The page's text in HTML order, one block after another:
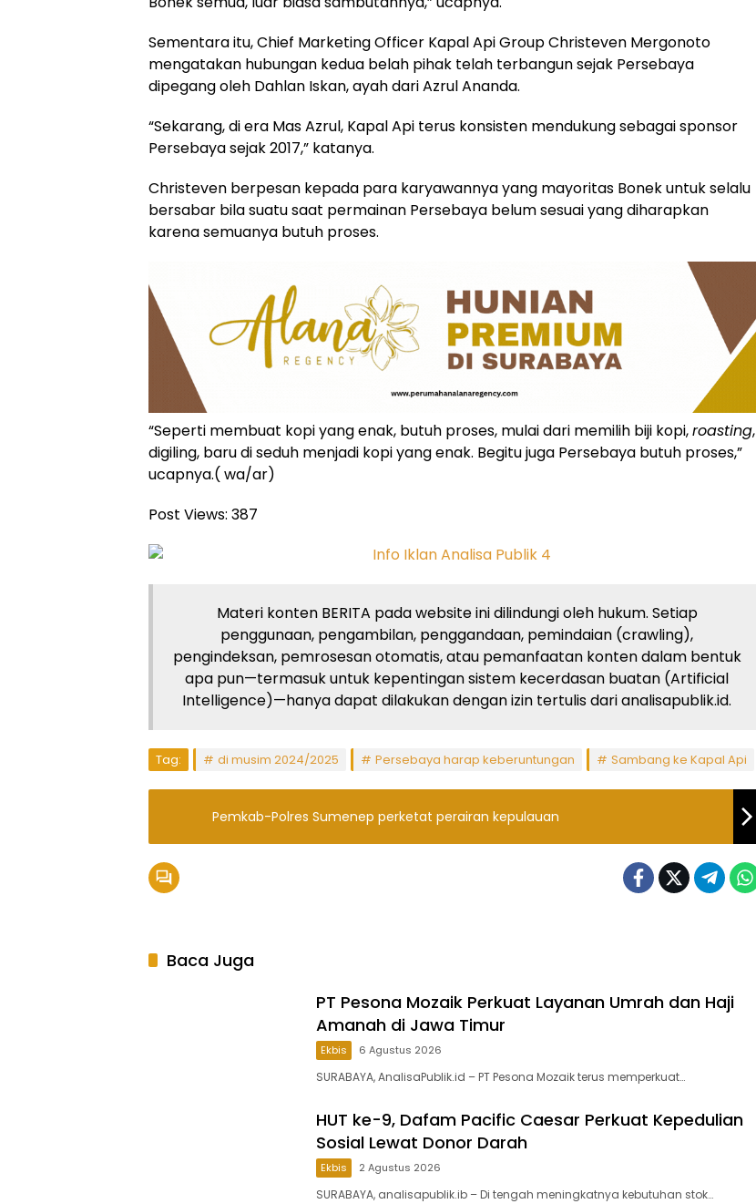
Sementara itu, Chief Marketing Officer Kapal Api Group Christeven Mergonoto
mengatakan hubungan kedua belah pihak telah terbangun sejak Persebaya
dipegang oleh Dahlan Iskan, ayah dari Azrul Ananda.
“Sekarang, di era Mas Azrul, Kapal Api terus konsisten mendukung sebagai sponsor
Persebaya sejak 2017,” katanya.
Christeven berpesan kepada para karyawannya yang mayoritas Bonek untuk selalu
bersabar bila suatu saat permainan Persebaya belum sesuai yang diharapkan
karena semuanya butuh proses.
“Seperti membuat kopi yang enak, butuh proses, mulai dari memilih biji kopi,roasting,
digiling, baru di seduh menjadi kopi yang enak. Begitu juga Persebaya butuh proses,”
ucapnya.( wa/ar)
Post Views: 387
Materi konten BERITA pada website ini dilindungi oleh hukum. Setiap
penggunaan, pengambilan, penggandaan, pemindaian (crawling),
pengindeksan, pemrosesan otomatis, atau pemanfaatan konten dalam bentuk
apa pun—termasuk untuk kepentingan sistem kecerdasan buatan (Artificial
Intelligence)—hanya dapat dilakukan dengan izin tertulis dari analisapublik.id.
Tag: di musim 2024/2025 Persebaya harap keberuntungan Sambang ke Kapal Api
Pemkab-Polres Sumenep perketat perairan kepulauan
Baca Juga
PT Pesona Mozaik Perkuat Layanan Umrah dan Haji
Amanah di Jawa Timur
Ekbis 6 Agustus 2026
SURABAYA, AnalisaPublik.id – PT Pesona Mozaik terus memperkuat…
HUT ke-9, Dafam Pacific Caesar Perkuat Kepedulian
Sosial Lewat Donor Darah
Ekbis 2 Agustus 2026
SURABAYA, analisapublik.ib – Di tengah meningkatnya kebutuhan stok…